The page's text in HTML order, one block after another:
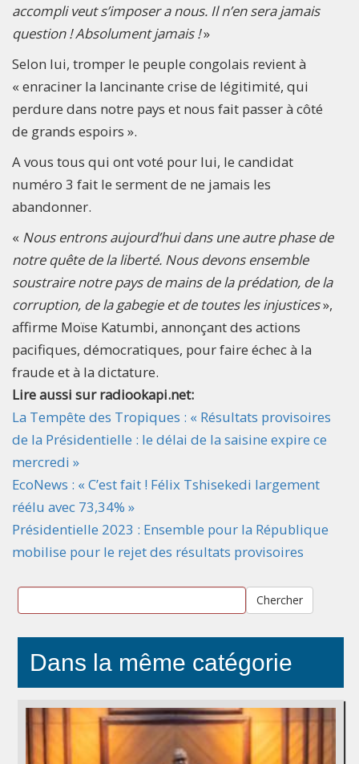
accompli veut s’imposer a nous. Il n’en sera jamais
question ! Absolument jamais !»
Selon lui, tromper le peuple congolais revient à
« enraciner la lancinante crise de légitimité, qui
perdure dans notre pays et nous fait passer à côté
de grands espoirs ».
A vous tous qui ont voté pour lui, le candidat
numéro 3 fait le serment de ne jamais les
abandonner.
« Nous entrons aujourd’hui dans une autre phase de
notre quête de la liberté. Nous devons ensemble
soustraire notre pays de mains de la prédation, de la
corruption, de la gabegie et de toutes les injustices»,
affirme Moïse Katumbi, annonçant des actions
pacifiques, démocratiques, pour faire échec à la
fraude et à la dictature.
Lire aussi sur radiookapi.net:
La Tempête des Tropiques : « Résultats provisoires
de la Présidentielle : le délai de la saisine expire ce
mercredi »
EcoNews : « C’est fait ! Félix Tshisekedi largement
réélu avec 73,34% »
Présidentielle 2023 : Ensemble pour la République
mobilise pour le rejet des résultats provisoires
Chercher
Dans la même catégorie